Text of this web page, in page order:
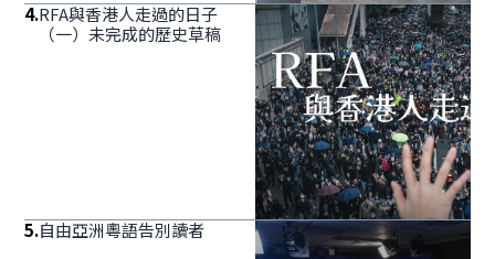
4.RFA與香港人走過的日子
（一）未完成的歷史草稿
5.自由亞洲粵語告別讀者